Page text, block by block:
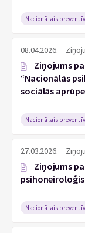
Nacionālais
08.04.2026.
Ziņojums
“Nacionālās
sociālās
Nacionālais
27.03.2026.
Ziņojums
Nacionālais